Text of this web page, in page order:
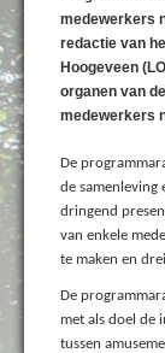
medewerkers
redactie van
Hoogeveen
organen van
medewerkers
De
de samenleving
dringend
van enkele
te maken en
De
met als doel de
tussen